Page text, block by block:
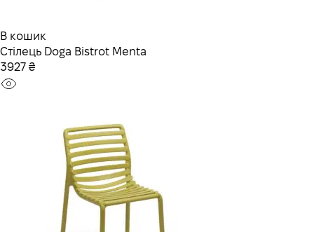
В кошик
Стілець Doga Bistrot Menta
3927 ₴